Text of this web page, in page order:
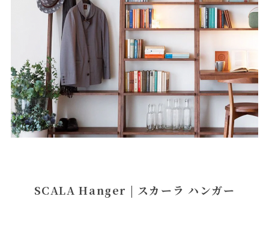
SCALA Hanger | スカーラ ハンガー